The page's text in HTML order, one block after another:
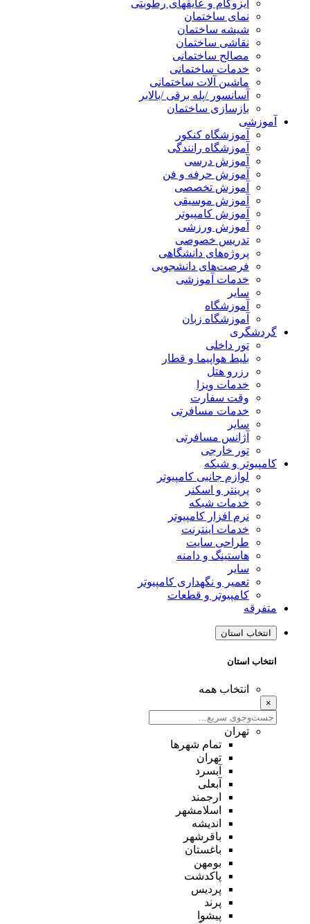
ایزوگام و عایقهای رطوبتی
نمای ساختمان
شیشه ساختمان
نقاشی ساختمان
مصالح ساختمانی
خدمات ساختمانی
ماشین آلات ساختمانی
آسانسور /پله برقی /بالابر
بازسازی ساختمان
آموزشی
آموزشگاه کنکور
آموزشگاه رانندگی
آموزش درسی
آموزش حرفه و فن
آموزش تخصصی
آموزش موسیقی
آموزش کامپیوتر
آموزش ورزشی
تدریس خصوصی
پروژه‌های دانشگاهی
فرصت‌های دانشجویی
خدمات آموزشی
سایر
آموزشگاه
آموزشگاه زبان
گردشگری
تور داخلی
بلیط هواپیما و قطار
رزرو هتل
خدمات ویزا
وقت سفارت
خدمات مسافرتی
سایر
آژانس مسافرتی
تور خارجی
کامپیوتر و شبکه
لوازم جانبی کامپیوتر
پرینتر و اسکنر
خدمات شبکه
نرم افزار کامپیوتر
خدمات اینترنت
طراحی سایت
هاستینگ و دامنه
سایر
تعمیر و نگهداری کامپیوتر
کامپیوتر و قطعات
متفرقه
انتخاب استان
انتخاب استان
انتخاب همه
×
تهران
تمام شهر‌ها
تهران
آبسرد
آبعلی
ارجمند
اسلامشهر
اندیشه
باقرشهر
باغستان
بومهن
پاکدشت
پردیس
پرند
پیشوا